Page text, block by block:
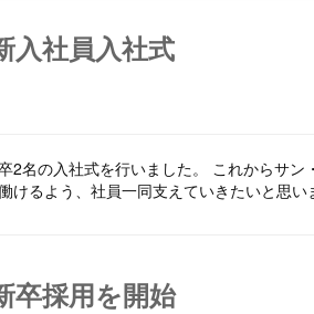
入社員入社式
2名の入社式を行いました。 これからサ
けるよう、社員一同支えていきたいと思い
卒採用を開始